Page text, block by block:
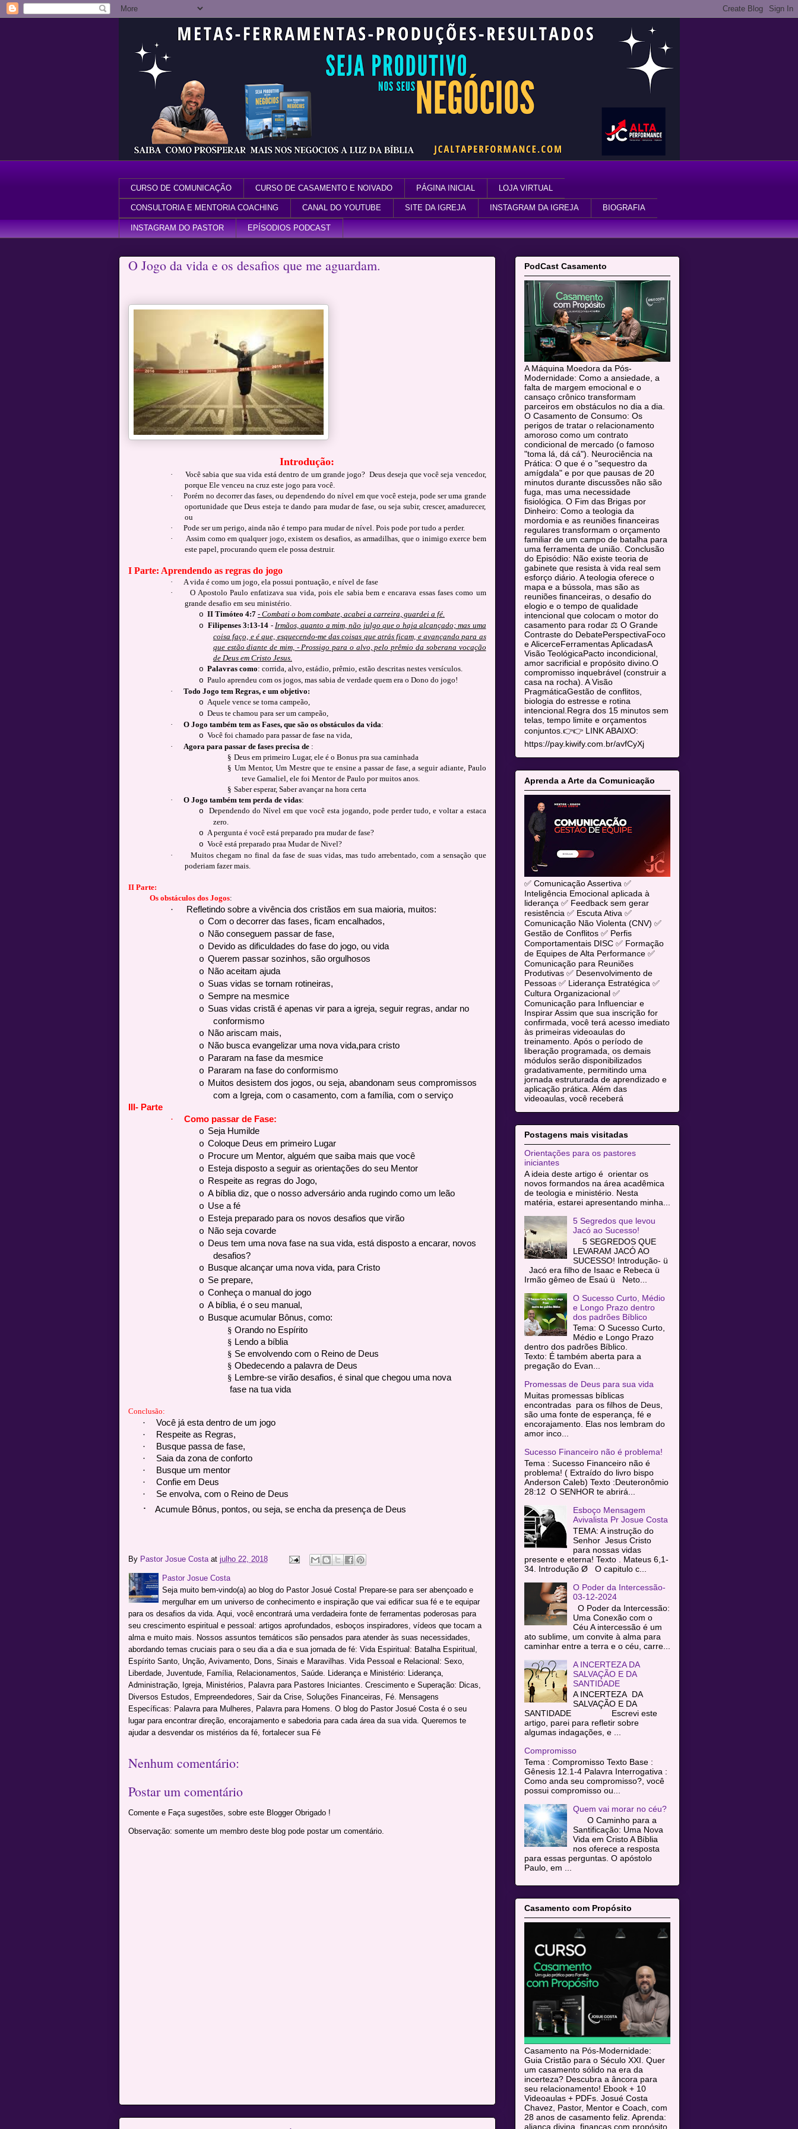
CURSO DE COMUNICAÇÃO CURSO DE CASAMENTO E NOIVADO PÁGINA INICIAL LOJA VIRTUAL
CONSULTORIA E MENTORIA COACHING CANAL DO YOUTUBE SITE DA IGREJA INSTAGRAM DA IGREJA BIOGRAFIA
INSTAGRAM DO PASTOR EPÍSODIOS PODCAST
O Jogo da vida e os desafios que me aguardam.
Introdução:
·
Você sabia que sua vida está dentro de um grande jogo? Deus deseja que você seja vencedor,
porque Ele venceu na cruz este jogo para você.
·
Porém no decorrer das fases, ou dependendo do nível em que você esteja, pode ser uma grande
oportunidade que Deus esteja te dando para mudar de fase, ou seja subir, crescer, amadurecer,
ou
·
Pode ser um perigo, ainda não é tempo para mudar de nível. Pois pode por tudo a perder.
·
Assim como em qualquer jogo, existem os desafios, as armadilhas, que o inimigo exerce bem
este papel, procurando quem ele possa destruir.
I Parte: Aprendendo as regras do jogo
·
A vida é como um jogo, ela possui pontuação, e nível de fase
·
O Apostolo Paulo enfatizava sua vida, pois ele sabia bem e encarava essas fases como um
grande desafio em seu ministério.
o II Timóteo 4:7 - Combati o bom combate, acabei a carreira, guardei a fé.
o Filipenses 3:13-14 - Irmãos, quanto a mim, não julgo que o haja alcançado; mas uma
coisa faço, e é que, esquecendo-me das coisas que atrás ficam, e avançando para as
que estão diante de mim, - Prossigo para o alvo, pelo prêmio da soberana vocação
de Deus em Cristo Jesus.
o Palavras como: corrida, alvo, estádio, prêmio, estão descritas nestes versículos.
o Paulo aprendeu com os jogos, mas sabia de verdade quem era o Dono do jogo!
·
Todo Jogo tem Regras, e um objetivo:
o Aquele vence se torna campeão,
o Deus te chamou para ser um campeão,
·
O Jogo também tem as Fases, que são os obstáculos da vida:
o Você foi chamado para passar de fase na vida,
·
Agora para passar de fases precisa de:
§ Deus em primeiro Lugar, ele é o Bonus pra sua caminhada
§ Um Mentor, Um Mestre que te ensine a passar de fase, a seguir adiante, Paulo
teve Gamaliel, ele foi Mentor de Paulo por muitos anos.
§ Saber esperar, Saber avançar na hora certa
·
O Jogo também tem perda de vidas:
o
Dependendo do Nível em que você esta jogando, pode perder tudo, e voltar a estaca
zero.
o A pergunta é você está preparado pra mudar de fase?
o Você está preparado praa Mudar de Nivel?
·
Muitos chegam no final da fase de suas vidas, mas tudo arrebentado, com a sensação que
poderiam fazer mais.
II Parte:
Os obstáculos dos Jogos:
·
Refletindo sobre a vivência dos cristãos em sua maioria, muitos:
o Com o decorrer das fases, ficam encalhados,
o Não conseguem passar de fase,
o Devido as dificuldades do fase do jogo, ou vida
o Querem passar sozinhos, são orgulhosos
o Não aceitam ajuda
o Suas vidas se tornam rotineiras,
o Sempre na mesmice
o Suas vidas cristã é apenas vir para a igreja, seguir regras, andar no
conformismo
o Não ariscam mais,
o Não busca evangelizar uma nova vida,para cristo
o Pararam na fase da mesmice
o Pararam na fase do conformismo
o Muitos desistem dos jogos, ou seja, abandonam seus compromissos
com a Igreja, com o casamento, com a família, com o serviço
III- Parte
·
Como passar de Fase:
o Seja Humilde
o Coloque Deus em primeiro Lugar
o Procure um Mentor, alguém que saiba mais que você
o Esteja disposto a seguir as orientações do seu Mentor
o Respeite as regras do Jogo,
o A bíblia diz, que o nosso adversário anda rugindo como um leão
o Use a fé
o Esteja preparado para os novos desafios que virão
o Não seja covarde
o Deus tem uma nova fase na sua vida, está disposto a encarar, novos
desafios?
o Busque alcançar uma nova vida, para Cristo
o Se prepare,
o Conheça o manual do jogo
o A bíblia, é o seu manual,
o Busque acumular Bônus, como:
§ Orando no Espírito
§ Lendo a bíblia
§ Se envolvendo com o Reino de Deus
§ Obedecendo a palavra de Deus
§ Lembre-se virão desafios, é sinal que chegou uma nova
fase na tua vida
Conclusão:
·
Você já esta dentro de um jogo
·
Respeite as Regras,
·
Busque passa de fase,
·
Saia da zona de conforto
·
Busque um mentor
·
Confie em Deus
·
Se envolva, com o Reino de Deus
· Acumule Bônus, pontos, ou seja, se encha da presença de Deus
By Pastor Josue Costa at julho 22, 2018
Pastor Josue Costa
Seja muito bem-vindo(a) ao blog do Pastor Josué Costa! Prepare-se para ser abençoado e
mergulhar em um universo de conhecimento e inspiração que vai edificar sua fé e te equipar
para os desafios da vida. Aqui, você encontrará uma verdadeira fonte de ferramentas poderosas para
seu crescimento espiritual e pessoal: artigos aprofundados, esboços inspiradores, vídeos que tocam a
alma e muito mais. Nossos assuntos temáticos são pensados para atender às suas necessidades,
abordando temas cruciais para o seu dia a dia e sua jornada de fé: Vida Espiritual: Batalha Espiritual,
Espírito Santo, Unção, Avivamento, Dons, Sinais e Maravilhas. Vida Pessoal e Relacional: Sexo,
Liberdade, Juventude, Família, Relacionamentos, Saúde. Liderança e Ministério: Liderança,
Administração, Igreja, Ministérios, Palavra para Pastores Iniciantes. Crescimento e Superação: Dicas,
Diversos Estudos, Empreendedores, Sair da Crise, Soluções Financeiras, Fé. Mensagens
Específicas: Palavra para Mulheres, Palavra para Homens. O blog do Pastor Josué Costa é o seu
lugar para encontrar direção, encorajamento e sabedoria para cada área da sua vida. Queremos te
ajudar a desvendar os mistérios da fé, fortalecer sua Fé
Nenhum comentário:
Postar um comentário
Comente e Faça sugestões, sobre este Blogger Obrigado !
Observação: somente um membro deste blog pode postar um comentário.
PodCast Casamento
A Máquina Moedora da Pós-
Modernidade: Como a ansiedade, a
falta de margem emocional e o
cansaço crônico transformam
parceiros em obstáculos no dia a dia.
O Casamento de Consumo: Os
perigos de tratar o relacionamento
amoroso como um contrato
condicional de mercado (o famoso
"toma lá, dá cá"). Neurociência na
Prática: O que é o "sequestro da
amígdala" e por que pausas de 20
minutos durante discussões não são
fuga, mas uma necessidade
fisiológica. O Fim das Brigas por
Dinheiro: Como a teologia da
mordomia e as reuniões financeiras
regulares transformam o orçamento
familiar de um campo de batalha para
uma ferramenta de união. Conclusão
do Episódio: Não existe teoria de
gabinete que resista à vida real sem
esforço diário. A teologia oferece o
mapa e a bússola, mas são as
reuniões financeiras, o desafio do
elogio e o tempo de qualidade
intencional que colocam o motor do
casamento para rodar ⚖️ O Grande
Contraste do DebatePerspectivaFoco
e AlicerceFerramentas AplicadasA
Visão TeológicaPacto incondicional,
amor sacrificial e propósito divino.O
compromisso inquebrável (construir a
casa na rocha). A Visão
PragmáticaGestão de conflitos,
biologia do estresse e rotina
intencional.Regra dos 15 minutos sem
telas, tempo limite e orçamentos
conjuntos.👉👉 LINK ABAIXO:
https://pay.kiwify.com.br/avfCyXj
Aprenda a Arte da Comunicação
✅ Comunicação Assertiva ✅
Inteligência Emocional aplicada à
liderança ✅ Feedback sem gerar
resistência ✅ Escuta Ativa ✅
Comunicação Não Violenta (CNV) ✅
Gestão de Conflitos ✅ Perfis
Comportamentais DISC ✅ Formação
de Equipes de Alta Performance ✅
Comunicação para Reuniões
Produtivas ✅ Desenvolvimento de
Pessoas ✅ Liderança Estratégica ✅
Cultura Organizacional ✅
Comunicação para Influenciar e
Inspirar Assim que sua inscrição for
confirmada, você terá acesso imediato
às primeiras videoaulas do
treinamento. Após o período de
liberação programada, os demais
módulos serão disponibilizados
gradativamente, permitindo uma
jornada estruturada de aprendizado e
aplicação prática. Além das
videoaulas, você receberá
Postagens mais visitadas
Orientações para os pastores
iniciantes
A ideia deste artigo é orientar os
novos formandos na área acadêmica
de teologia e ministério. Nesta
matéria, estarei apresentando minha...
5 Segredos que levou
Jacó ao Sucesso!
5 SEGREDOS QUE
LEVARAM JACÓ AO
SUCESSO! Introdução- ü
Jacó era filho de Isaac e Rebeca ü
Irmão gêmeo de Esaú ü Neto...
O Sucesso Curto, Médio
e Longo Prazo dentro
dos padrões Bíblico
Tema: O Sucesso Curto,
Médio e Longo Prazo
dentro dos padrões Bíblico.
Texto: É também aberta para a
pregação do Evan...
Promessas de Deus para sua vida
Muitas promessas bíblicas
encontradas para os filhos de Deus,
são uma fonte de esperança, fé e
encorajamento. Elas nos lembram do
amor inco...
Sucesso Financeiro não é problema!
Tema : Sucesso Financeiro não é
problema! ( Extraído do livro bispo
Anderson Caleb) Texto :Deuteronômio
28:12 O SENHOR te abrirá...
Esboço Mensagem
Avivalista Pr Josue Costa
TEMA: A instrução do
Senhor Jesus Cristo
para nossas vidas
presente e eterna! Texto . Mateus 6,1-
34. Introdução Ø O capitulo c...
O Poder da Intercessão-
03-12-2024
O Poder da Intercessão:
Uma Conexão com o
Céu A intercessão é um
ato sublime, um convite à alma para
caminhar entre a terra e o céu, carre...
A INCERTEZA DA
SALVAÇÃO E DA
SANTIDADE
A INCERTEZA DA
SALVAÇÃO E DA
SANTIDADE Escrevi este
artigo, parei para refletir sobre
algumas indagações, e ...
Compromisso
Tema : Compromisso Texto Base :
Gênesis 12.1-4 Palavra Interrogativa :
Como anda seu compromisso?, você
possui compromisso ou...
Quem vai morar no céu?
O Caminho para a
Santificação: Uma Nova
Vida em Cristo A Bíblia
nos oferece a resposta
para essas perguntas. O apóstolo
Paulo, em ...
Casamento com Propósito
Casamento na Pós-Modernidade:
Guia Cristão para o Século XXI. Quer
um casamento sólido na era da
incerteza? Descubra a âncora para
seu relacionamento! Ebook + 10
Videoaulas + PDFs. Josué Costa
Chavez, Pastor, Mentor e Coach, com
28 anos de casamento feliz. Aprenda:
aliança divina, finanças com propósito,